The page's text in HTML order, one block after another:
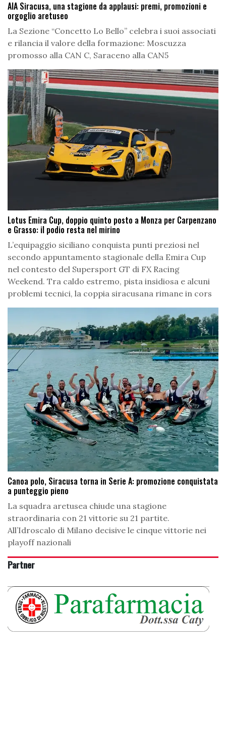
AIA Siracusa, una stagione da applausi: premi, promozioni e
orgoglio aretuseo
La Sezione “Concetto Lo Bello” celebra i suoi associati
e rilancia il valore della formazione: Moscuzza
promosso alla CAN C, Saraceno alla CAN5
Lotus Emira Cup, doppio quinto posto a Monza per Carpenzano
e Grasso: il podio resta nel mirino
L’equipaggio siciliano conquista punti preziosi nel
secondo appuntamento stagionale della Emira Cup
nel contesto del Supersport GT di FX Racing
Weekend. Tra caldo estremo, pista insidiosa e alcuni
problemi tecnici, la coppia siracusana rimane in cors
Canoa polo, Siracusa torna in Serie A: promozione conquistata
a punteggio pieno
La squadra aretusea chiude una stagione
straordinaria con 21 vittorie su 21 partite.
All’Idroscalo di Milano decisive le cinque vittorie nei
playoff nazionali
Partner